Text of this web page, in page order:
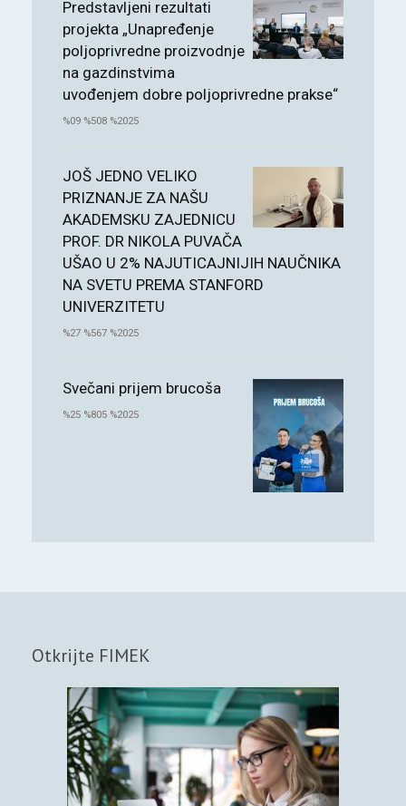
Predstavljeni rezultati
projekta „Unapređenje
poljoprivredne proizvodnje
na gazdinstvima
uvođenjem dobre poljoprivredne prakse“
%09 %508 %2025
JOŠ JEDNO VELIKO
PRIZNANJE ZA NAŠU
AKADEMSKU ZAJEDNICU
PROF. DR NIKOLA PUVAČA
UŠAO U 2% NAJUTICAJNIJIH NAUČNIKA
NA SVETU PREMA STANFORD
UNIVERZITETU
%27 %567 %2025
Svečani prijem brucoša
%25 %805 %2025
Otkrijte FIMEK